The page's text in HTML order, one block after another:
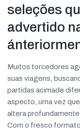
seleções
advertido
Muitos torcedores
suas viagens,
partidas acimade
aspecto, uma vez
altera profundamente
Com o fresco